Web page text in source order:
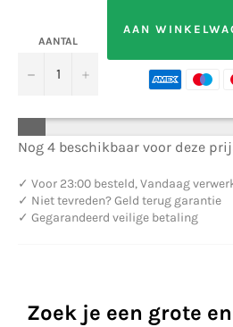
AANTAL
− +
AAN
Nog 4 beschikbaar voor deze
✓ Voor 23:00 besteld, Vandaag
✓ Niet tevreden? Geld terug garantie
✓ Gegarandeerd veilige betaling
Zoek je een grote